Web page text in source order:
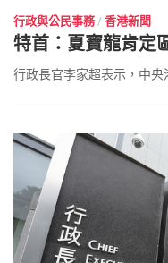
行政與公民事務/ 香港新聞
特首：夏寶龍肯定
行政長官李家超表示，中央